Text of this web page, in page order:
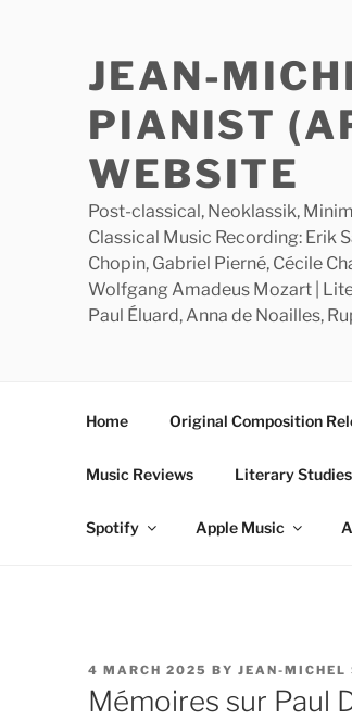
JEAN-
PIANIST
WEBSITE
Post-classical, Neoklassik,
Classical Music Recording: Erik
Chopin, Gabriel Pierné, Cécile
Wolfgang Amadeus Mozart |
Paul Éluard, Anna de Noailles,
Home Original Composition
Music Reviews Literary Studies
Spotify Apple Music
POSTED
ON
4 MARCH 2025 BY JEAN-MICHEL
Mémoires sur Paul